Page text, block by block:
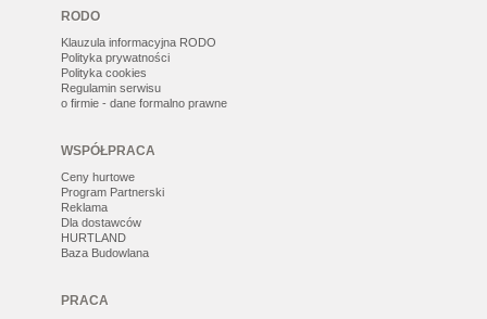
RODO
Klauzula informacyjna RODO
Polityka prywatności
Polityka cookies
Regulamin serwisu
o firmie - dane formalno prawne
WSPÓŁPRACA
Ceny hurtowe
Program Partnerski
Reklama
Dla dostawców
HURTLAND
Baza Budowlana
PRACA